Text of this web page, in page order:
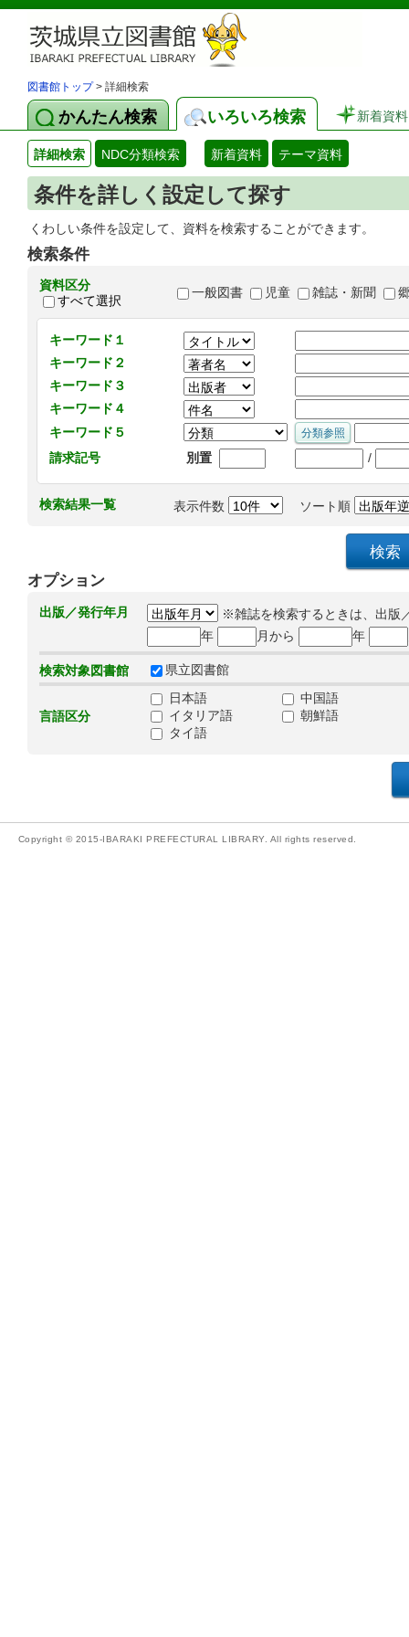
図書館トップ> 詳細検索
かんたん検索 いろいろ検索 新着資料
詳細検索 NDC分類検索 新着資料 テーマ資料
条件を詳しく設定して探す
くわしい条件を設定して、資料を検索することができます。
検索条件
資料区分
すべて選択
一般図書 児童 雑誌・新聞
キーワード１
キーワード２
キーワード３
キーワード４
キーワード５
請求記号
別置 /
検索結果一覧 表示件数 ソート順
オプション
出版／発行年月
※雑誌を検索するときは、出版
年
月から 年
検索対象図書館 県立図書館
言語区分
日本語
中国語
イタリア語
朝鮮語
タイ語
Copyright © 2015-IBARAKI PREFECTURAL LIBRARY. All rights reserved.